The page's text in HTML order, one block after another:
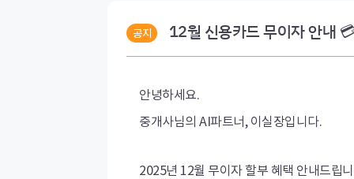
공지 12월 신용카드 무이자 안내
​안녕하세요.
중개사님의 AI파트너, 이실장입니다.
2025년 12월 무이자 할부 혜택 안내드립